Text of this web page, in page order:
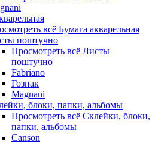
всё Бумага акварельная
поштучно
Просмотреть всё Листы
поштучно
Fabriano
Гознак
Magnani
блоки, папки, альбомы
Просмотреть всё Склейки, блоки,
папки, альбомы
Canson